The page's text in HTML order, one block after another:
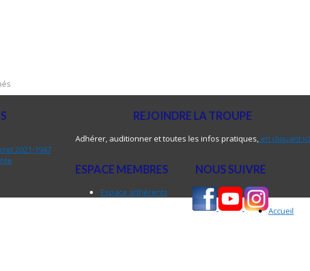
13
(95)
2021-1947
REJOINDRE LA TROUPE
Adhérer, auditionner et toutes les infos pratiques, en cliquant ici
ESPACE MEMBRES
Espace adhérents
NOUS SUIVRE
Accueil